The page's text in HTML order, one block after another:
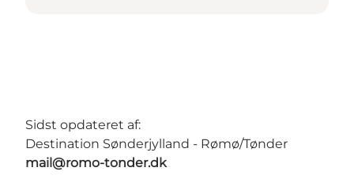
Sidst opdateret af:
Destination Sønderjylland - Rømø/Tønder
mail@romo-tonder.dk